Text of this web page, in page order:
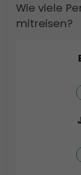
Wie viele
mitreisen?